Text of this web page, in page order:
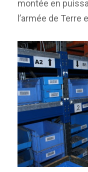
montée en
l’armée de Terre